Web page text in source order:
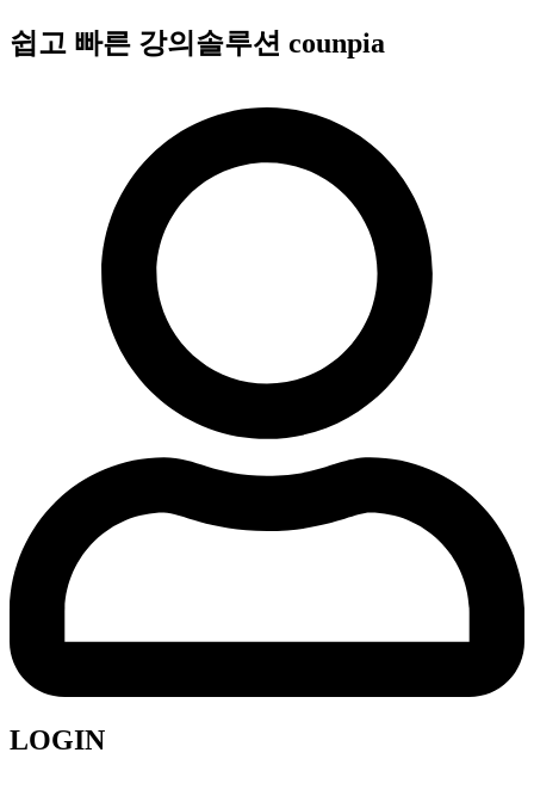
콘
텐
쉽고 빠른 강의솔루션 counpia
LOGIN